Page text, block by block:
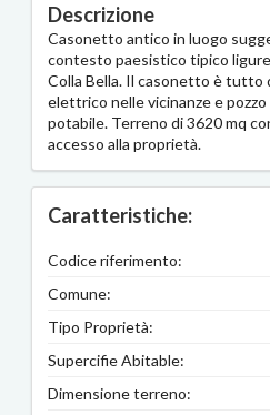
Descrizione
Casonetto antico in luogo
contesto paesistico tipico
Colla Bella. Il casonetto è
elettrico nelle vicinanze e
potabile. Terreno di 3620 mq
accesso alla proprietà.
Caratteristiche:
Codice riferimento:
Comune:
Tipo Proprietà:
Supercifie Abitable:
Dimensione terreno: